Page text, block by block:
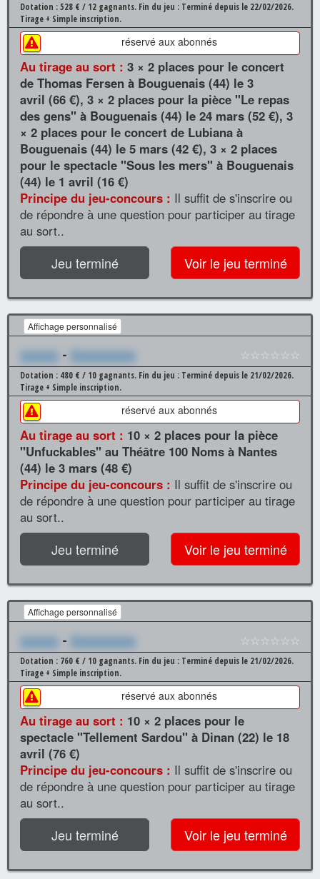
Dotation : 528 € / 12 gagnants. Fin du jeu : Terminé depuis le 22/02/2026.
Tirage + Simple inscription.
réservé aux abonnés
Au tirage au sort : 3 × 2 places pour le concert
de Thomas Fersen à Bouguenais (44) le 3
avril (66 €), 3 × 2 places pour la pièce "Le repas
des gens" à Bouguenais (44) le 24 mars (52 €), 3
× 2 places pour le concert de Lubiana à
Bouguenais (44) le 5 mars (42 €), 3 × 2 places
pour le spectacle "Sous les mers" à Bouguenais
(44) le 1 avril (16 €)
Principe du jeu-concours : Il suffit de s'inscrire ou
de répondre à une question pour participer au tirage
au sort..
Jeu terminé Voir le jeu terminé
Affichage personnalisé
xxxxxx - Xxxxxxxxxx ☆☆☆☆☆☆
Dotation : 480 € / 10 gagnants. Fin du jeu : Terminé depuis le 21/02/2026.
Tirage + Simple inscription.
réservé aux abonnés
Au tirage au sort : 10 × 2 places pour la pièce
"Unfuckables" au Théâtre 100 Noms à Nantes
(44) le 3 mars (48 €)
Principe du jeu-concours : Il suffit de s'inscrire ou
de répondre à une question pour participer au tirage
au sort..
Jeu terminé Voir le jeu terminé
Affichage personnalisé
xxxxxx - Xxxxxxxxxx ☆☆☆☆☆☆
Dotation : 760 € / 10 gagnants. Fin du jeu : Terminé depuis le 21/02/2026.
Tirage + Simple inscription.
réservé aux abonnés
Au tirage au sort : 10 × 2 places pour le
spectacle "Tellement Sardou" à Dinan (22) le 18
avril (76 €)
Principe du jeu-concours : Il suffit de s'inscrire ou
de répondre à une question pour participer au tirage
au sort..
Jeu terminé Voir le jeu terminé